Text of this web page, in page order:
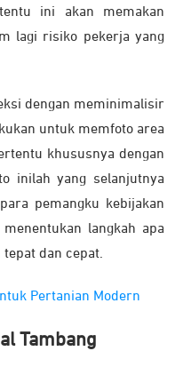
ini akan memakan
lagi risiko pekerja yang
dengan meminimalisir
untuk memfoto area
khususnya dengan
inilah yang selanjutnya
pemangku kebijakan
langkah apa
dan cepat.
Pertanian Modern
Tambang